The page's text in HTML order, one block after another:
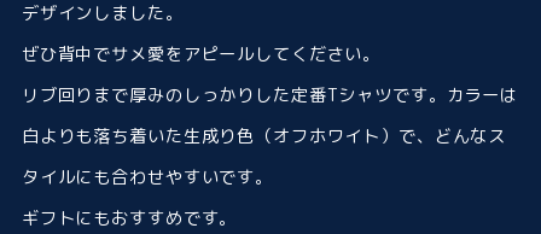
デザインしました。
ぜひ背中でサメ愛をアピールしてください。
リブ回りまで厚みのしっかりした定番Tシャツです。カラーは
白よりも落ち着いた生成り色（オフホワイト）で、どんなス
タイルにも合わせやすいです。
ギフトにもおすすめです。